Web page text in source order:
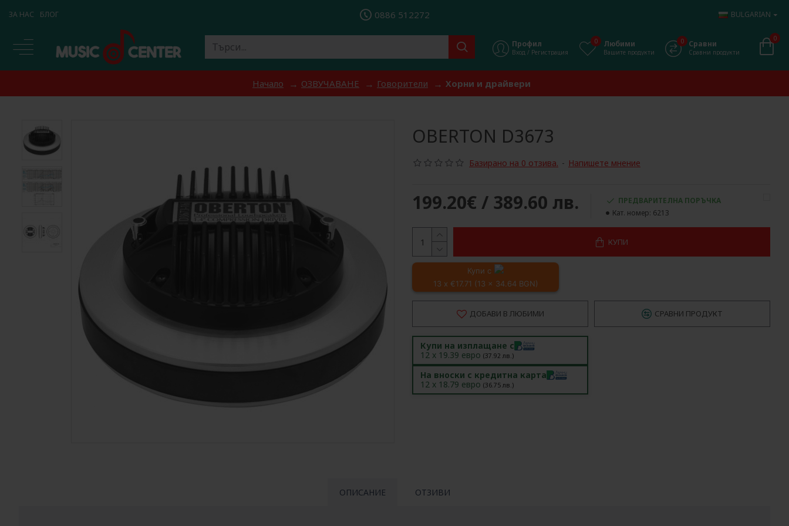
ЗА НАС БЛОГ 0886 512272 BULGARIAN
Профил
Вход / Регистрация
Любими
Вашите продукти
0 Сравни
Сравни продукти
0 0
Начало ОЗВУЧАВАНЕ Говорители Хорни и драйвери
OBERTON D3673
Базирано на 0 отзива. - Напишете мнение
199.20€ / 389.60 лв.
ПРЕДВАРИТЕЛНА ПОРЪЧКА
Кат. номер: 6213
КУПИ
Купи с
13 x €17.71 (13 x 34.64 BGN)
ДОБАВИ В ЛЮБИМИ СРАВНИ ПРОДУКТ
Купи на изплащане с
12 x 19.39 евро (37.92 лв.)
На вноски с кредитна карта
12 x 18.79 евро (36.75 лв.)
ОПИСАНИЕ ОТЗИВИ